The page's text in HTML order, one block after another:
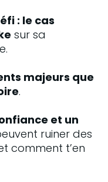
: le cas
sur sa
majeurs que
.
et un
ruiner des
comment t’en